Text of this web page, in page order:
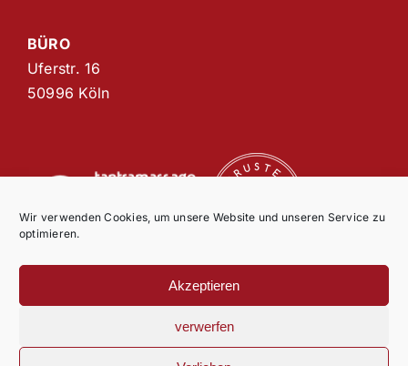
Wir verwenden Cookies, um unsere Website und unseren Service zu
optimieren.
Akzeptieren
verwerfen
BÜRO
Uferstr. 16
50996 Köln
Impressum